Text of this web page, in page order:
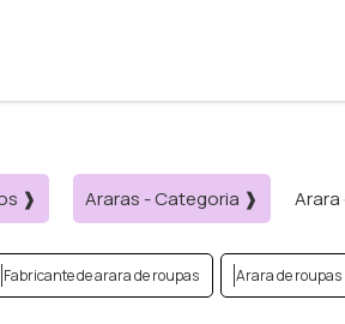
❱ Araras - Categoria ❱
Fabricante de arara de roupas Arara de roupas